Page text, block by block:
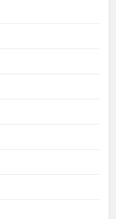
a vadonban és